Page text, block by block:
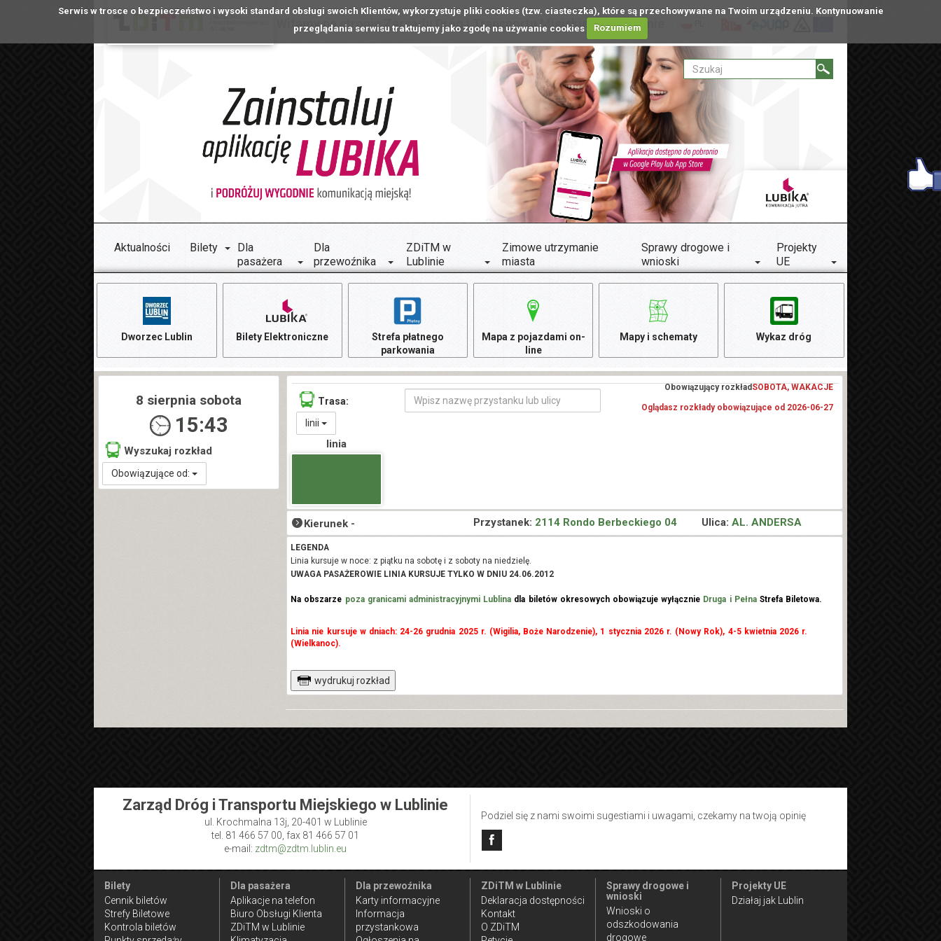
Serwis w trosce o bezpieczeństwo i wysoki standard obsługi swoich Klientów, wykorzystuje pliki cookies (tzw. ciasteczka), które są przechowywane na Twoim urządzeniu. Kontynuowanie
przeglądania serwisu traktujemy jako zgodę na używanie cookies
Rozumiem
Witamy na stronie Zarządu Dróg i Transportu Miejskiego w Lublinie
Aktualności Bilety
Dla
pasażera
Dla
przewoźnika
ZDiTM w
Lublinie
Zimowe utrzymanie
miasta
Sprawy drogowe i
wnioski
Projekty
UE
Dworzec Lublin Bilety Elektroniczne
Strefa płatnego
parkowania
Mapa z pojazdami on-
line
Mapy i schematy Wykaz dróg
Trasa:
linii
Obowiązujący rozkład SOBOTA, WAKACJE
Oglądasz rozkłady obowiązujące od 2026-06-27
linia
Kierunek - Przystanek: 2114 Rondo Berbeckiego 04 Ulica: AL. ANDERSA
LEGENDA
Linia kursuje w noce: z piątku na sobotę i z soboty na niedzielę.
UWAGA PASAŻEROWIE LINIA KURSUJE TYLKO W DNIU 24.06.2012
Na obszarze poza granicami administracyjnymi Lublina dla biletów okresowych obowiązuje wyłącznie Druga i PełnaStrefa Biletowa.
Linia nie kursuje w dniach: 24-26 grudnia 2025 r. (Wigilia, Boże Narodzenie), 1 stycznia 2026 r. (Nowy Rok), 4-5 kwietnia 2026 r.
(Wielkanoc).
wydrukuj rozkład
8 sierpnia sobota
15:43
Wyszukaj rozkład
Obowiązujące od:
Zarząd Dróg i Transportu Miejskiego w Lublinie
ul. Krochmalna 13j, 20-401 w Lublinie
tel. 81 466 57 00, fax 81 466 57 01
e-mail: zdtm@zdtm.lublin.eu
Podziel się z nami swoimi sugestiami i uwagami, czekamy na twoją opinię
Bilety
Cennik biletów
Strefy Biletowe
Kontrola biletów
Dla pasażera
Aplikacje na telefon
Biuro Obsługi Klienta
ZDiTM w Lublinie
Dla przewoźnika
Karty informacyjne
Informacja
przystankowa
ZDiTM w Lublinie
Deklaracja dostępności
Kontakt
O ZDiTM
Sprawy drogowe i
wnioski
Wnioski o
odszkodowania
drogowe
Projekty UE
Działaj jak Lublin